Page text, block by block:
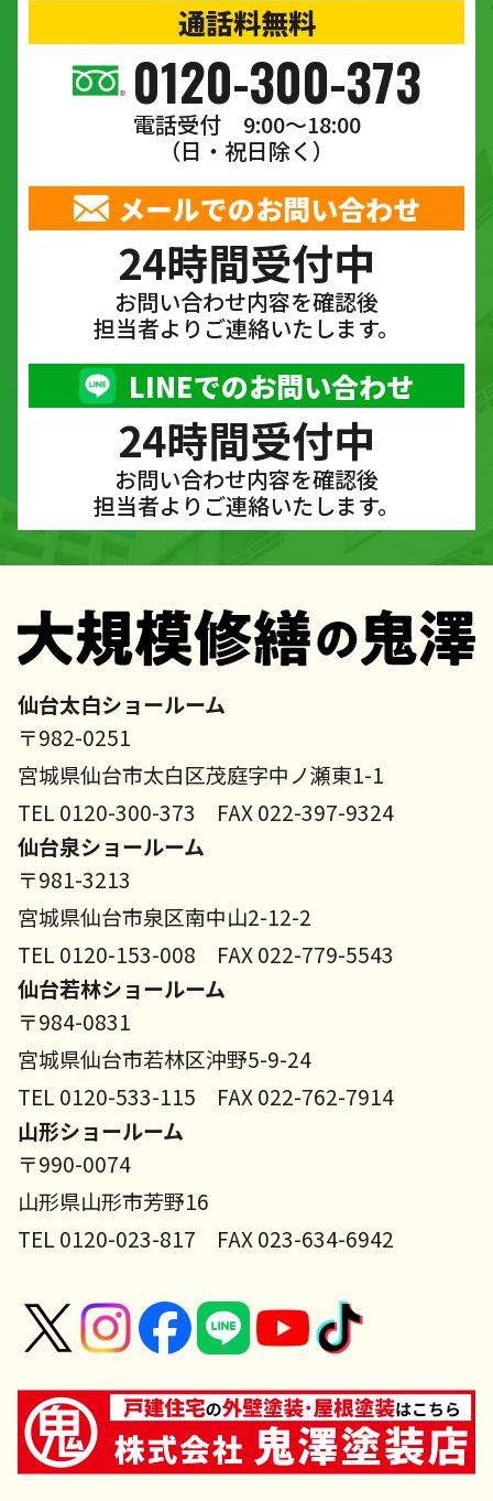
通話料無料
0120-300-373
電話受付 9:00〜18:00
（日・祝日除く）
メールでのお問い合わせ
24時間受付中
お問い合わせ内容を確認後
担当者よりご連絡いたします。
LINEでのお問い合わせ
24時間受付中
お問い合わせ内容を確認後
担当者よりご連絡いたします。
仙台太白ショールーム
〒982-0251
宮城県仙台市太白区茂庭字中ノ瀬東1-1
TEL 0120-300-373 FAX 022-397-9324
仙台泉ショールーム
〒981-3213
宮城県仙台市泉区南中山2-12-2
TEL 0120-153-008 FAX 022-779-5543
仙台若林ショールーム
〒984-0831
宮城県仙台市若林区沖野5-9-24
TEL 0120-533-115 FAX 022-762-7914
山形ショールーム
〒990-0074
山形県山形市芳野16
TEL 0120-023-817 FAX 023-634-6942